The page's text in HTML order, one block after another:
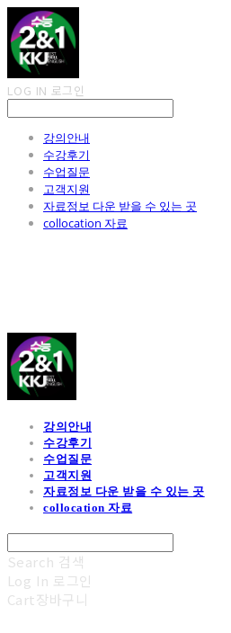
LOG IN 로그인
강의안내
수강후기
수업질문
고객지원
자료정보 다운 받을 수 있는 곳
collocation 자료
강의안내
수강후기
수업질문
고객지원
자료정보 다운 받을 수 있는 곳
collocation 자료
Search 검색
Log In 로그인
Cart장바구니